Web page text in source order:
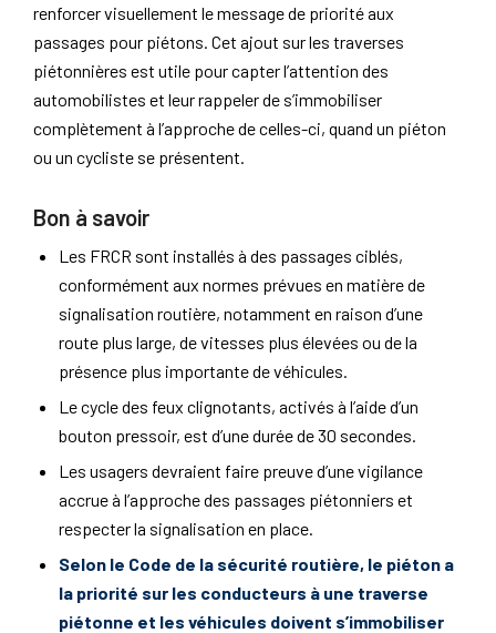
renforcer visuellement le message de priorité aux
passages pour piétons. Cet ajout sur les traverses
piétonnières est utile pour capter l’attention des
automobilistes et leur rappeler de s’immobiliser
complètement à l’approche de celles-ci, quand un piéton
ou un cycliste se présentent.
Bon à savoir
Les FRCR sont installés à des passages ciblés,
conformément aux normes prévues en matière de
signalisation routière, notamment en raison d’une
route plus large, de vitesses plus élevées ou de la
présence plus importante de véhicules.
Le cycle des feux clignotants, activés à l’aide d’un
bouton pressoir, est d’une durée de 30 secondes.
Les usagers devraient faire preuve d’une vigilance
accrue à l’approche des passages piétonniers et
respecter la signalisation en place.
Selon le Code de la sécurité routière, le piéton a
la priorité sur les conducteurs à une traverse
piétonne et les véhicules doivent s’immobiliser